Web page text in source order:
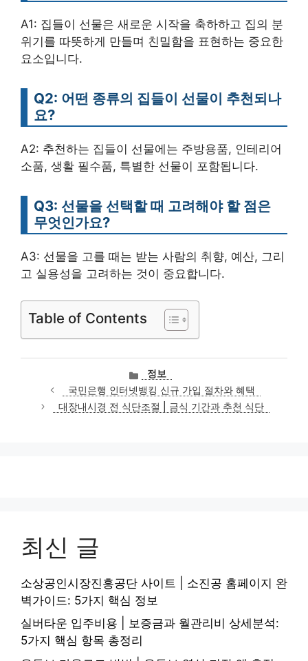
A1: 집들이 선물은 새로운 시작을 축하하고 집의 분
위기를 따뜻하게 만들며 친밀함을 표현하는 중요한
요소입니다.
Q2: 어떤 종류의 집들이 선물이 추천되나
요?
A2: 추천하는 집들이 선물에는 주방용품, 인테리어
소품, 생활 필수품, 특별한 선물이 포함됩니다.
Q3: 선물을 선택할 때 고려해야 할 점은
무엇인가요?
A3: 선물을 고를 때는 받는 사람의 취향, 예산, 그리
고 실용성을 고려하는 것이 중요합니다.
Table of Contents
카
테
고
리
정보
국민은행 인터넷뱅킹 신규 가입 절차와 혜택
대장내시경 전 식단조절 | 금식 기간과 추천 식단
최신 글
소상공인시장진흥공단 사이트 | 소진공 홈페이지 완
벽가이드: 5가지 핵심 정보
실버타운 입주비용 | 보증금과 월관리비 상세분석:
5가지 핵심 항목 총정리